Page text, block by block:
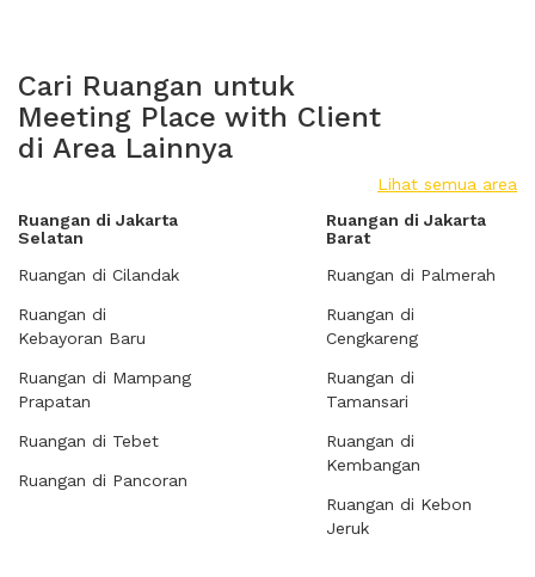
Cari Ruangan untuk
Meeting Place with Client
di Area Lainnya
Lihat semua area
Ruangan di Jakarta
Selatan
Ruangan di Cilandak
Ruangan di
Kebayoran Baru
Ruangan di Mampang
Prapatan
Ruangan di Tebet
Ruangan di Pancoran
Ruangan di Jakarta
Barat
Ruangan di Palmerah
Ruangan di
Cengkareng
Ruangan di
Tamansari
Ruangan di
Kembangan
Ruangan di Kebon
Jeruk